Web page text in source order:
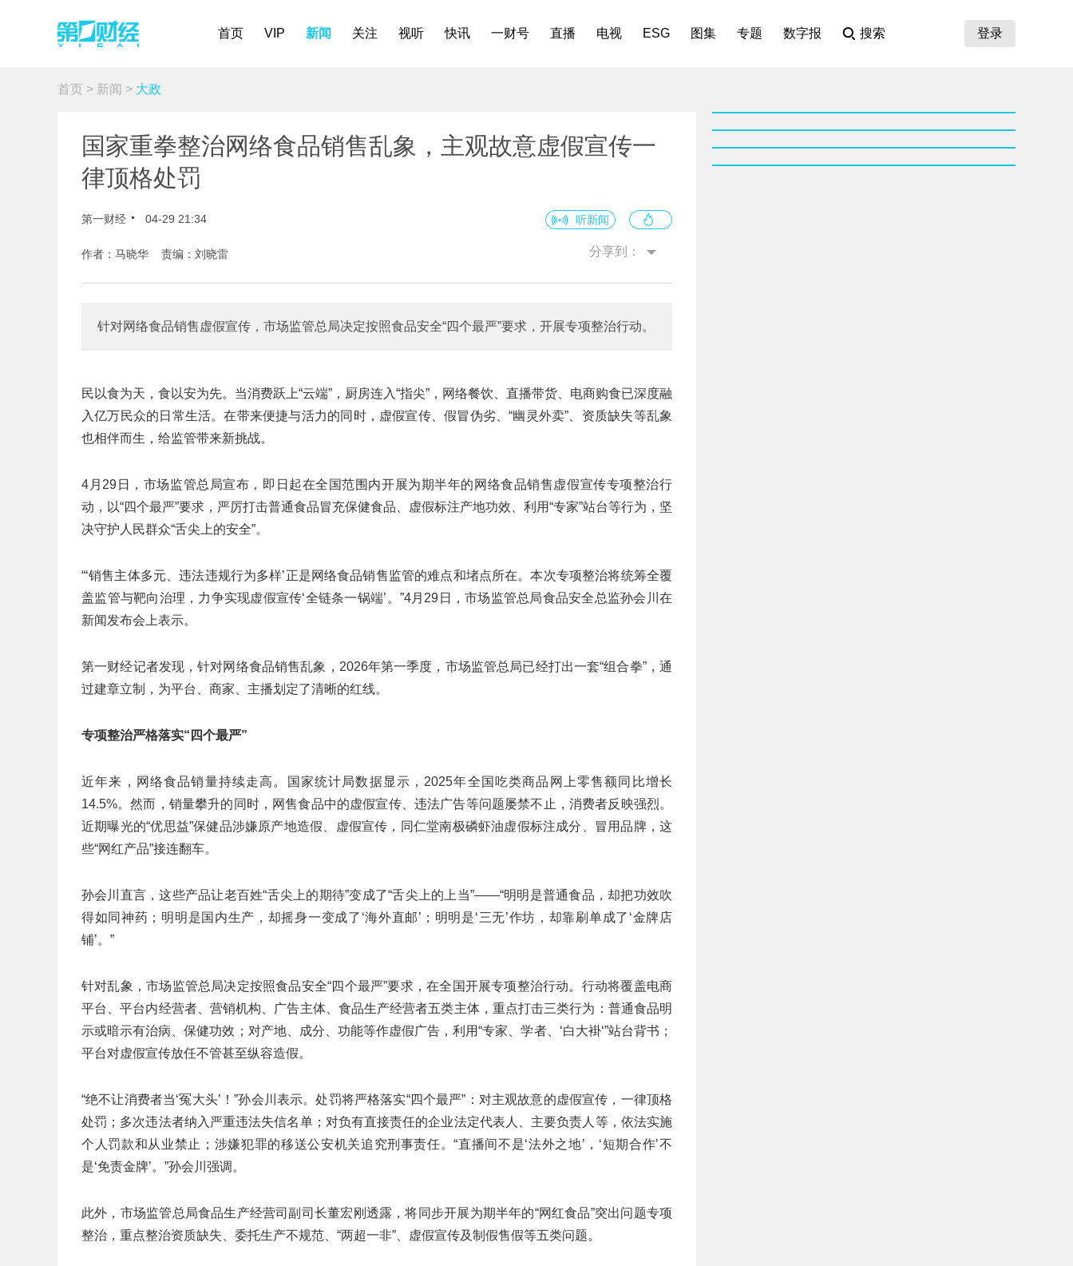
首页 VIP 新闻 关注 视听 快讯 一财号 直播 电视 ESG 图集 专题 数字报 搜索 登录
首页 > 新闻 > 大政
国家重拳整治网络食品销售乱象，主观故意虚假宣传一
律顶格处罚
第一财经 04-29 21:34 听新闻
作者：马晓华 责编：刘晓雷 分享到：
针对网络食品销售虚假宣传，市场监管总局决定按照食品安全“四个最严”要求，开展专项整治行动。
民以食为天，食以安为先。当消费跃上“云端”，厨房连入“指尖”，网络餐饮、直播带货、电商购食已深度融
入亿万民众的日常生活。在带来便捷与活力的同时，虚假宣传、假冒伪劣、“幽灵外卖”、资质缺失等乱象
也相伴而生，给监管带来新挑战。
4月29日，市场监管总局宣布，即日起在全国范围内开展为期半年的网络食品销售虚假宣传专项整治行
动，以“四个最严”要求，严厉打击普通食品冒充保健食品、虚假标注产地功效、利用“专家”站台等行为，坚
决守护人民群众“舌尖上的安全”。
“‘销售主体多元、违法违规行为多样’正是网络食品销售监管的难点和堵点所在。本次专项整治将统筹全覆
盖监管与靶向治理，力争实现虚假宣传‘全链条一锅端’。”4月29日，市场监管总局食品安全总监孙会川在
新闻发布会上表示。
第一财经记者发现，针对网络食品销售乱象，2026年第一季度，市场监管总局已经打出一套“组合拳”，通
过建章立制，为平台、商家、主播划定了清晰的红线。
专项整治严格落实“四个最严”
近年来，网络食品销量持续走高。国家统计局数据显示，2025年全国吃类商品网上零售额同比增长
14.5%。然而，销量攀升的同时，网售食品中的虚假宣传、违法广告等问题屡禁不止，消费者反映强烈。
近期曝光的“优思益”保健品涉嫌原产地造假、虚假宣传，同仁堂南极磷虾油虚假标注成分、冒用品牌，这
些“网红产品”接连翻车。
孙会川直言，这些产品让老百姓“舌尖上的期待”变成了“舌尖上的上当”——“明明是普通食品，却把功效吹
得如同神药；明明是国内生产，却摇身一变成了‘海外直邮’；明明是‘三无’作坊，却靠刷单成了‘金牌店
铺’。”
针对乱象，市场监管总局决定按照食品安全“四个最严”要求，在全国开展专项整治行动。行动将覆盖电商
平台、平台内经营者、营销机构、广告主体、食品生产经营者五类主体，重点打击三类行为：普通食品明
示或暗示有治病、保健功效；对产地、成分、功能等作虚假广告，利用“专家、学者、‘白大褂‘”站台背书；
平台对虚假宣传放任不管甚至纵容造假。
“绝不让消费者当‘冤大头’！”孙会川表示。处罚将严格落实“四个最严”：对主观故意的虚假宣传，一律顶格
处罚；多次违法者纳入严重违法失信名单；对负有直接责任的企业法定代表人、主要负责人等，依法实施
个人罚款和从业禁止；涉嫌犯罪的移送公安机关追究刑事责任。“直播间不是‘法外之地’，‘短期合作’不
是‘免责金牌’。”孙会川强调。
此外，市场监管总局食品生产经营司副司长董宏刚透露，将同步开展为期半年的“网红食品”突出问题专项
整治，重点整治资质缺失、委托生产不规范、“两超一非”、虚假宣传及制假售假等五类问题。